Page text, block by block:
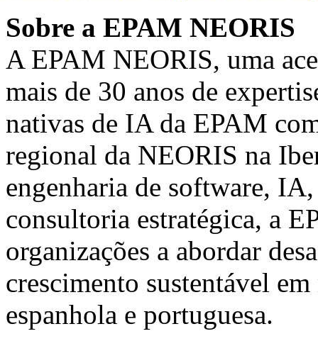
Sobre a EPAM NEORIS
A EPAM NEORIS, uma
mais de 30 anos de
nativas de IA da EPAM
regional da NEORIS na
engenharia de software,
consultoria estratégica, a
organizações a abordar
crescimento sustentável
espanhola e portuguesa.